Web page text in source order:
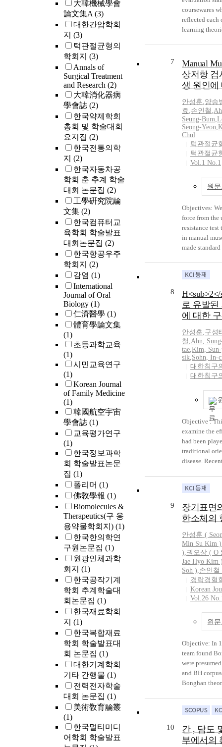
大韓機械學會
論文集A(3)
대한간암학회
지 (3)
턱관절균형의
학회지 (3)
Annals of
Surgical Treatment
and Research (2)
大韓消化器病
學會誌 (2)
한국약제학회
총회 및 학술대회
요지집 (2)
한국전통의학
지 (2)
한국자동차공
학회 춘 추계 학술
대회 논문집 (2)
工學硏究院論
文集 (2)
한국컴퓨터교
육학회 학술발표
대회논문집 (2)
한국항공우주
학회지 (2)
감염 (1)
International
Journal of Oral
Biology (1)
仁濟醫學 (1)
體育學論文集
(1)
초등과학교육
(1)
시민교육연구
(1)
Korean Journal
of Family Medicine
(1)
韓國航空宇宙
學會誌 (1)
교육평가연구
(1)
한국정보과학
회 학술발표논문
집 (1)
폴리머 (1)
佛敎學報 (1)
Biomolecules &
Therapeutics(구 응
용약물학회지) (1)
한국한의학연
구원논문집 (1)
원광인체과학
회지 (1)
한국공작기계
학회 추계학술대
회논문집 (1)
한국재료학회
지 (1)
한국복합재료
학회 학술발표대
회 논문집 (1)
대한기계학회
기타 간행물 (1)
전력전자학술
대회 논문집 (1)
美術敎育論叢
(1)
한국멀티미디
어학회 학술발표
EIMS in the
coursewares
reflected each
learning
objectivity.
developed
runs on the
the web
paper
to develop the
will help
coursewares,
results for
web.
7
Manual
상저항 검
생 원인에
안성훈,양승
효 ,손인철 ,
Seung-Bum,
Seong-Yeon,
Chul
턱관절균
턱관절균
Vol.1 No.1
원
Objectives:
force from
resistance
in manual
made
limb position
checked to
Results: 1.
upper limb
The lifting
was weaken
and left were
resistance of
weaken
above
checked in
resistance
of lower
muscle force
will be
be useful to
principle of
8
로 유발된
에 대한
안성훈,구성
철 ,Ahn,
tae,Kim,
sik,Sohn, In-
대한침구
대한침구
Objective :
examine the
had been
traditional
disease.
combustibles
264.7 cells in
glioma cells
1640 with
To study the
tar, we
activity, SOD
and cell
$H_2O_2$.
Moxi-tar
twice as
$40{\mu}g/
radical
catalase
21.6unit/mg
moxi-tar as
we concluded
moxibustion
radical
moxi-tar.
9
장기표면
한소체의
안성훈 (
Min Su Kim )
),권오상 ( O
Jae Hyo Kim
Soh ),손인철
경락경혈
Korean
Vol.26
원
Objective: In
team found
were
and BH
Bonghan
experiments
BH ducts had
of blue stain
10
간 , 담도
부에서의